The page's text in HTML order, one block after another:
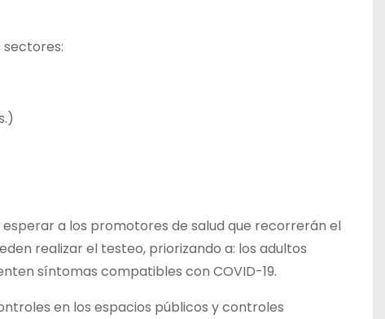
sectores:
a los promotores de salud que recorrerán el
realizar el testeo, priorizando a: los adultos
síntomas compatibles con COVID-19.
en los espacios públicos y controles